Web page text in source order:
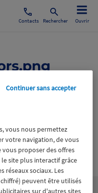
Contacts Rechercher Ouvrir
vous nous permettez
votre navigation, de vous
proposer des offres
site plus interactif grâce
réseaux sociaux. Les
peuvent être utilisés
sur d'autres sites
Continuer sans accepter